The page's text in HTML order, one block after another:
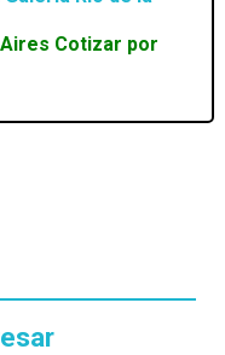
Cotizar por